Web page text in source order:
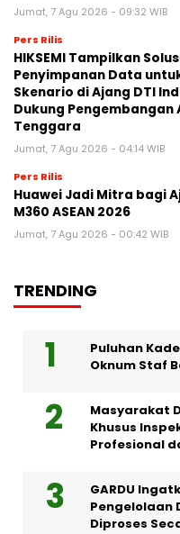
Jumat, 7 Agu 2026 - 09:32 WIB
Pers Rilis
HIKSEMI Tampilkan
Penyimpanan Data
Skenario di Ajang DTI
Dukung Pengembangan
Tenggara
Jumat, 7 Agu 2026 - 04:14 WIB
Pers Rilis
Huawei Jadi Mitra bagi
M360 ASEAN 2026
Jumat, 7 Agu 2026 - 00:42 WIB
TRENDING
Puluhan
Oknum Staf
Masyarakat
Khusus
Profesional
GARDU
Pengelolaan
Diproses